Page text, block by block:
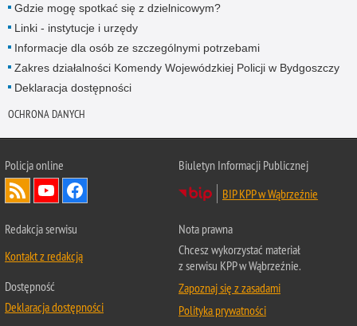
Gdzie mogę spotkać się z dzielnicowym?
Linki - instytucje i urzędy
Informacje dla osób ze szczególnymi potrzebami
Zakres działalności Komendy Wojewódzkiej Policji w Bydgoszczy
Deklaracja dostępności
OCHRONA DANYCH
Policja online
Biuletyn Informacji Publicznej
BIP KPP w Wąbrzeźnie
Redakcja serwisu
Kontakt z redakcją
Dostępność
Deklaracja dostępności
Nota prawna
Chcesz wykorzystać materiał
z serwisu KPP w Wąbrzeźnie.
Zapoznaj się z zasadami
Polityka prywatności